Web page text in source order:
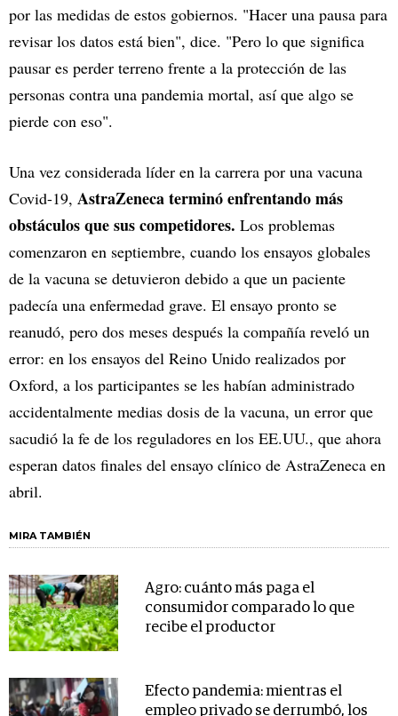
por las medidas de estos gobiernos. "Hacer una pausa para
revisar los datos está bien", dice. "Pero lo que significa
pausar es perder terreno frente a la protección de las
personas contra una pandemia mortal, así que algo se
pierde con eso".
Una vez considerada líder en la carrera por una vacuna
Covid-19, AstraZeneca terminó enfrentando más
obstáculos que sus competidores. Los problemas
comenzaron en septiembre, cuando los ensayos globales
de la vacuna se detuvieron debido a que un paciente
padecía una enfermedad grave. El ensayo pronto se
reanudó, pero dos meses después la compañía reveló un
error: en los ensayos del Reino Unido realizados por
Oxford, a los participantes se les habían administrado
accidentalmente medias dosis de la vacuna, un error que
sacudió la fe de los reguladores en los EE.UU., que ahora
esperan datos finales del ensayo clínico de AstraZeneca en
abril.
MIRA TAMBIÉN
Agro: cuánto más paga el
consumidor comparado lo que
recibe el productor
Efecto pandemia: mientras el
empleo privado se derrumbó, los